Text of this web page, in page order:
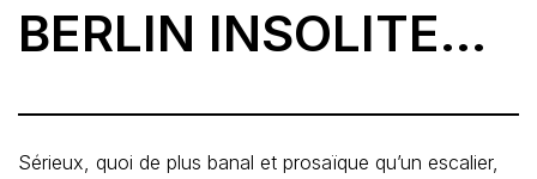
BERLIN INSOLITE…
Sérieux, quoi de plus banal et prosaïque qu’un escalier,